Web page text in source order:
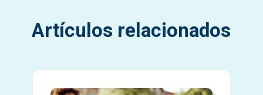
Artículos relacionados